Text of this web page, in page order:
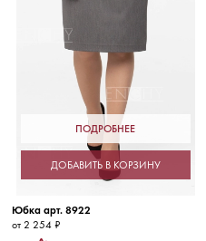
ПОДРОБНЕЕ
ДОБАВИТЬ В КОРЗИНУ
Юбка арт. 8922
от 2 254 ₽